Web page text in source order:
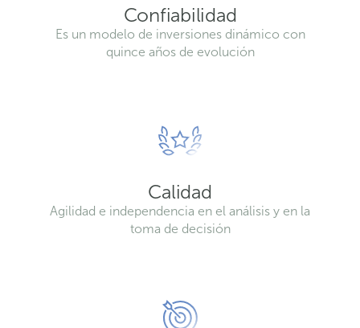
Confiabilidad
Es un modelo de inversiones dinámico con
quince años de evolución
Calidad
Agilidad e independencia en el análisis y en la
toma de decisión